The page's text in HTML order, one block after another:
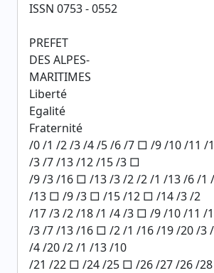
ISSN 0753 - 0552
PREFET
DES ALPES-
MARITIMES
Liberté
Egalité
Fraternité
/0 /1 /2 /3 /4 /5 /6 /7 □ /9 /10 /11 /
/3 /7 /13 /12 /15 /3 □
/9 /3 /16 □ /13 /3 /2 /2 /1 /13 /6 /1
/13 □ /9 /3 □ /15 /12 □ /14 /3 /2
/17 /3 /2 /18 /1 /4 /3 □ /9 /10 /11 /
/3 /7 /13 /16 □ /2 /1 /16 /19 /20 /3
/4 /20 /2 /1 /13 /10
/21 /22 □ /24 /25 □ /26 /27 /26 /